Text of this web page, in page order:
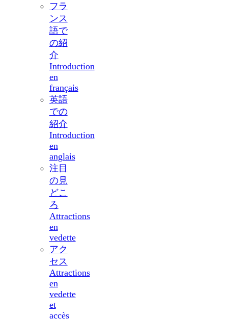
フラ
ンス
語で
の紹
介
Introduction
en
français
英語
での
紹介
Introduction
en
anglais
注目
の見
どこ
ろ
Attractions
en
vedette
アク
セス
Attractions
en
vedette
et
accès